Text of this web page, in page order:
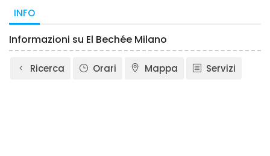
INFO
Informazioni su El Bechée Milano
Ricerca Orari Mappa Servizi